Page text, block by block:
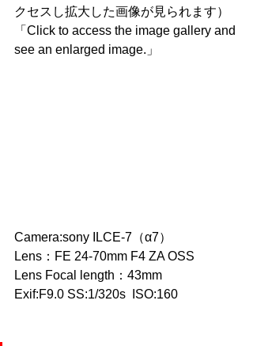
クセスし拡大した画像が見られます）
「Click to access the image gallery and
see an enlarged image.」
Camera:sony ILCE-7（α7）
Lens：FE 24-70mm F4 ZA OSS
Lens Focal length：43mm
Exif:F9.0 SS:1/320s  ISO:160